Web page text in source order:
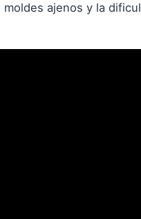
ajenos y la